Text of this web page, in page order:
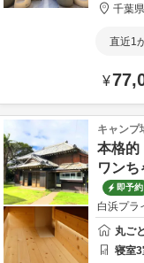
千葉県
直近1
¥
キャンプ
本格的
ワンち
即予約
白浜プラ
丸ご
寝室3